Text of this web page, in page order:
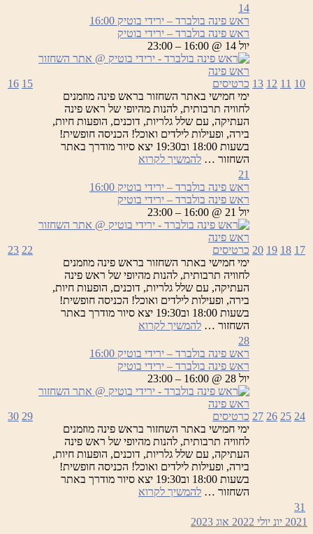
בולברד
–
ירידי
בוטיק
10
11
12
13
14
ראש פינה בולברד – ירידי בוטיק 16:00
ראש פינה בולברד – ירידי בוטיק
יול 14 @ 16:00 – 23:00
כרטיסים
ימי חמישי באתר השחזור בראש פינה מוזמנים
לחוויה תרבותית, להנות מהיופי של ראש פינה
העתיקה, עם שלל גלריות, דוכנים, הופעות חיות,
בירה, ופעילות לילדים ואוכל! הכניסה חופשית!
בשעות 18:00 וב19:30 יצא סיור מודרך באתר
השחזור … להמשיך לקרוא
בולברד
–
ירידי
בוטיק
15
16
17
18
19
20
21
ראש פינה בולברד – ירידי בוטיק 16:00
ראש פינה בולברד – ירידי בוטיק
יול 21 @ 16:00 – 23:00
כרטיסים
ימי חמישי באתר השחזור בראש פינה מוזמנים
לחוויה תרבותית, להנות מהיופי של ראש פינה
העתיקה, עם שלל גלריות, דוכנים, הופעות חיות,
בירה, ופעילות לילדים ואוכל! הכניסה חופשית!
בשעות 18:00 וב19:30 יצא סיור מודרך באתר
השחזור … להמשיך לקרוא
בולברד
–
ירידי
בוטיק
22
23
24
25
26
27
28
ראש פינה בולברד – ירידי בוטיק 16:00
ראש פינה בולברד – ירידי בוטיק
יול 28 @ 16:00 – 23:00
כרטיסים
ימי חמישי באתר השחזור בראש פינה מוזמנים
לחוויה תרבותית, להנות מהיופי של ראש פינה
העתיקה, עם שלל גלריות, דוכנים, הופעות חיות,
בירה, ופעילות לילדים ואוכל! הכניסה חופשית!
בשעות 18:00 וב19:30 יצא סיור מודרך באתר
השחזור … להמשיך לקרוא
29
30
31
2021 יונ יולי 2022 אוג 2023